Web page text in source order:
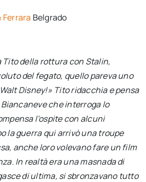
Ferrara Belgrado
Tito della rottura con Stalin,
del fegato, quello pareva uno
Disney!» Tito ridacchia e pensa
che interroga lo
l’ospite con alcuni
la guerra qui arrivò una troupe
anche loro volevano fare un film
In realtà era una masnada di
di ultima, si sbronzavano tutto